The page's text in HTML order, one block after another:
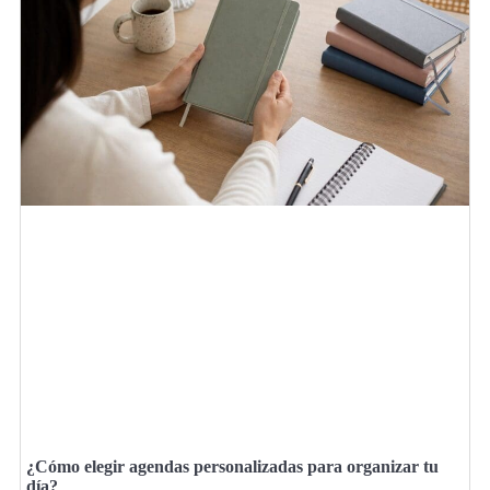
¿Cómo elegir agendas personalizadas para organizar tu